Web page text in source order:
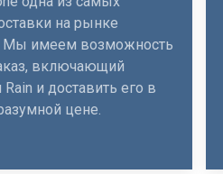
на рынке
Мы имеем возможность
включающий
и доставить его в
цене.